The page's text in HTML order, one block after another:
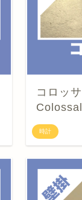
時計
コロッ